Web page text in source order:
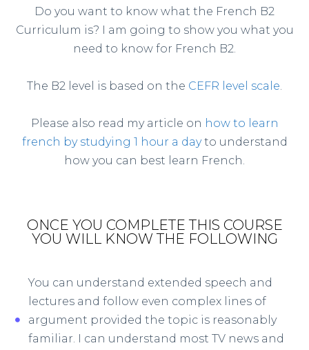
Do you want to know what the French B2
Curriculum is? I am going to show you what you
need to know for French B2.
The B2 level is based on the CEFR level scale.
Please also read my article on how to learn
french by studying 1 hour a dayto understand
how you can best learn French.
ONCE YOU COMPLETE THIS COURSE
YOU WILL KNOW THE FOLLOWING
You can understand extended speech and
lectures and follow even complex lines of
argument provided the topic is reasonably
familiar. I can understand most TV news and